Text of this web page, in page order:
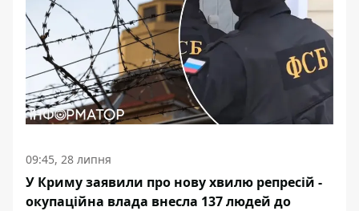
09:45, 28 липня
У Криму заявили про нову хвилю репресій -
окупаційна влада внесла 137 людей до